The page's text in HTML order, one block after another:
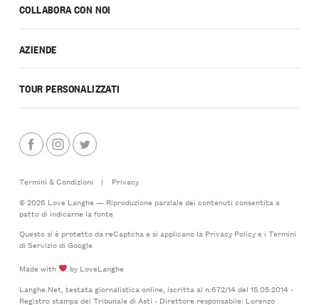
COLLABORA CON NOI
AZIENDE
TOUR PERSONALIZZATI
Termini & Condizioni |
Privacy
© 2026 Love Langhe — Riproduzione parziale dei contenuti consentita a
patto di indicarne la fonte
Questo si è protetto da reCaptcha e si applicano la Privacy Policye i Termini
di Serviziodi Google
Made with
by LoveLanghe
Langhe.Net, testata giornalistica online, iscritta al n.672/14 del 15.05.2014 -
Registro stampa del Tribunale di Asti - Direttore responsabile: Lorenzo